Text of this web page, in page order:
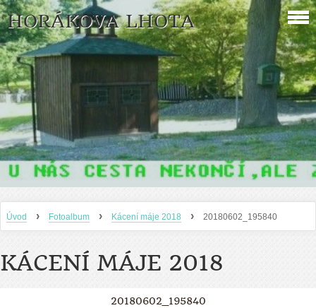
HORÁKOVA LHOTA
Úvod › Fotoalbum › Kácení máje 2018 › 20180602_195840
KÁCENÍ MÁJE 2018
20180602_195840